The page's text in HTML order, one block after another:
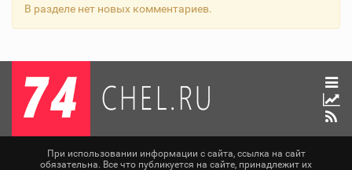
В разделе нет новых комментариев.
При использовании информации с сайта, ссылка на сайт
обязательна. Все что публикуется на сайте, принадлежит их